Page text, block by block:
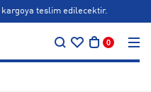
teslim edilecektir.
taksit seçenekleri!
0